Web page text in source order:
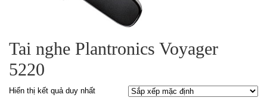
Tai nghe Plantronics Voyager
5220
Hiển thị kết quả duy nhất